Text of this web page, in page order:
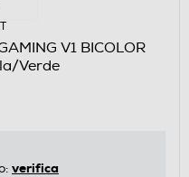
V1 BICOLOR
Verde
verifica